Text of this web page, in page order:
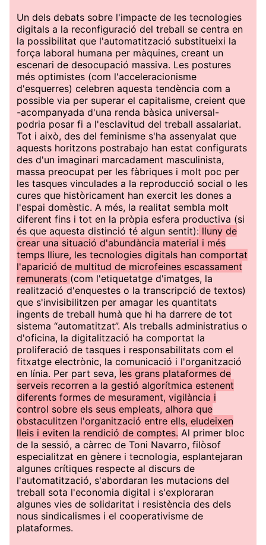
Un dels debats sobre l'impacte de les tecnologies
digitals a la reconfiguració del treball se centra en
la possibilitat que l'automatització substitueixi la
força laboral humana per màquines, creant un
escenari de desocupació massiva. Les postures
més optimistes (com l'acceleracionisme
d'esquerres) celebren aquesta tendència com a
possible via per superar el capitalisme, creient que
-acompanyada d'una renda bàsica universal-
podria posar fi a l'esclavitud del treball assalariat.
Tot i això, des del feminisme s'ha assenyalat que
aquests horitzons postrabajo han estat configurats
des d'un imaginari marcadament masculinista,
massa preocupat per les fàbriques i molt poc per
les tasques vinculades a la reproducció social o les
cures que històricament han exercit les dones a
l'espai domèstic. A més, la realitat sembla molt
diferent fins i tot en la pròpia esfera productiva (si
és que aquesta distinció té algun sentit): lluny de
crear una situació d'abundància material i més
temps lliure, les tecnologies digitals han comportat
l'aparició de multitud de microfeines escassament
remunerats (com l'etiquetatge d'imatges, la
realització d'enquestes o la transcripció de textos)
que s'invisibilitzen per amagar les quantitats
ingents de treball humà que hi ha darrere de tot
sistema “automatitzat”. Als treballs administratius o
d'oficina, la digitalització ha comportat la
proliferació de tasques i responsabilitats com el
fitxatge electrònic, la comunicació i l'organització
en línia. Per part seva, les grans plataformes de
serveis recorren a la gestió algorítmica estenent
diferents formes de mesurament, vigilància i
control sobre els seus empleats, alhora que
obstaculitzen l'organització entre ells, eludeixen
lleis i eviten la rendició de comptes. Al primer bloc
de la sessió, a càrrec de Toni Navarro, filòsof
especialitzat en gènere i tecnologia, esplantejaran
algunes crítiques respecte al discurs de
l'automatització, s'abordaran les mutacions del
treball sota l'economia digital i s'exploraran
algunes vies de solidaritat i resistència des dels
nous sindicalismes i el cooperativisme de
plataformes.